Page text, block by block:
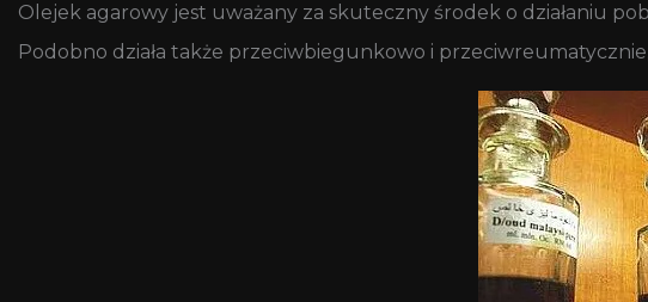
Olejek agarowy jest uważany za skuteczny środek o działaniu
Podobno działa także przeciwbiegunkowo i